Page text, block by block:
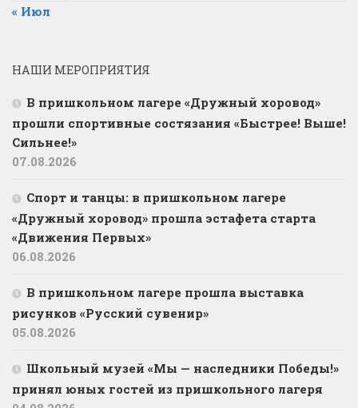
« Июл
НАШИ МЕРОПРИЯТИЯ
В пришкольном лагере «Дружный хоровод»
прошли спортивные состязания «Быстрее! Выше!
Сильнее!»
07.08.2026
Спорт и танцы: в пришкольном лагере
«Дружный хоровод» прошла эстафета старта
«Движения Первых»
06.08.2026
В пришкольном лагере прошла выставка
рисунков «Русский сувенир»
05.08.2026
Школьный музей «Мы — наследники Победы!»
принял юных гостей из пришкольного лагеря